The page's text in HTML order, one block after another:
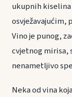
ukupnih
osvježavajućim,
Vino je punog,
cvjetnog mirisa,
nenametljivo
Neka od vina